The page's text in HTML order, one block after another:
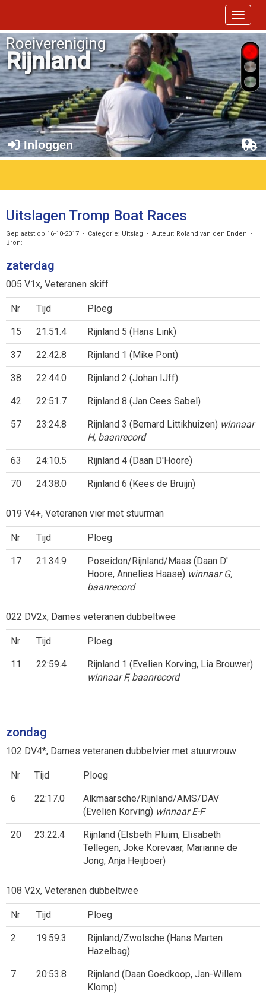
Toggle
Roeivereniging
Rijnland
Inloggen
Uitslagen Tromp Boat Races
Geplaatst op 16-10-2017 - Categorie: Uitslag - Auteur: Roland van den Enden -
Bron:
zaterdag
005 V1x, Veteranen skiff
Nr Tijd Ploeg
15 21:51.4 Rijnland 5 (Hans Link)
37 22:42.8 Rijnland 1 (Mike Pont)
38 22:44.0 Rijnland 2 (Johan IJff)
42 22:51.7 Rijnland 8 (Jan Cees Sabel)
57 23:24.8 Rijnland 3 (Bernard Littikhuizen) winnaar
H, baanrecord
63 24:10.5 Rijnland 4 (Daan D'Hoore)
70 24:38.0 Rijnland 6 (Kees de Bruijn)
019 V4+, Veteranen vier met stuurman
Nr Tijd Ploeg
17 21:34.9
Poseidon/Rijnland/Maas (Daan D'
Hoore, Annelies Haase) winnaar G,
baanrecord
022 DV2x, Dames veteranen dubbeltwee
Nr Tijd Ploeg
11 22:59.4
Rijnland 1 (Evelien Korving, Lia Brouwer)
winnaar F, baanrecord
zondag
102 DV4*, Dames veteranen dubbelvier met stuurvrouw
Nr Tijd Ploeg
6 22:17.0
Alkmaarsche/Rijnland/AMS/DAV
(Evelien Korving) winnaar E-F
20 23:22.4
Rijnland (Elsbeth Pluim, Elisabeth
Tellegen, Joke Korevaar, Marianne de
Jong, Anja Heijboer)
108 V2x, Veteranen dubbeltwee
Nr Tijd Ploeg
2 19:59.3
Rijnland/Zwolsche (Hans Marten
Hazelbag)
7 20:53.8
Rijnland (Daan Goedkoop, Jan-Willem
Klomp)